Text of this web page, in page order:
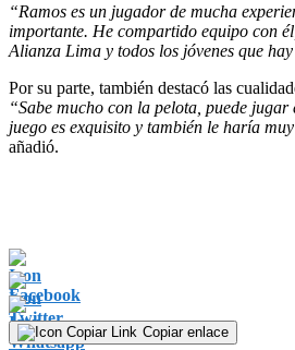
“Ramos es un jugador de mucha
importante. He compartido equipo con
Alianza Lima y todos los jóvenes que
Por su parte, también destacó las
“Sabe mucho con la pelota, puede
juego es exquisito y también le haría
añadió.
Copiar enlace